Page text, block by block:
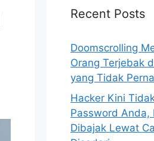
f
r
:
Recent Posts
Doomscrolling
Orang Terjebak
yang Tidak
Hacker Kini
Password Anda,
Dibajak Lewat